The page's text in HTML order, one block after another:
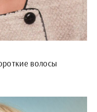
волосы